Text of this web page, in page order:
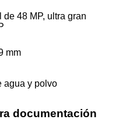
48 MP, ultra gran
mm
agua y polvo
documentación